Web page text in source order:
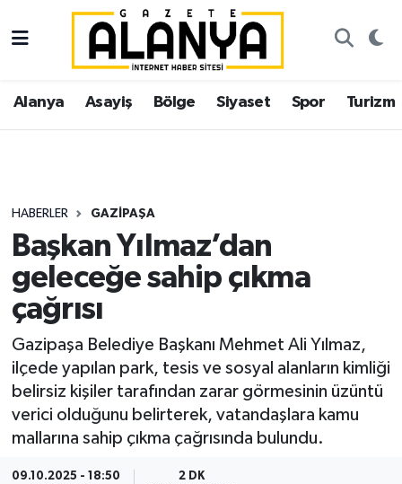
Alanya Asayiş Bölge Siyaset Spor Turizm
HABERLER GAZIPAŞA
Başkan Yılmaz’dan
geleceğe sahip çıkma
çağrısı
Gazipaşa Belediye Başkanı Mehmet Ali Yılmaz,
ilçede yapılan park, tesis ve sosyal alanların kimliği
belirsiz kişiler tarafından zarar görmesinin üzüntü
verici olduğunu belirterek, vatandaşlara kamu
mallarına sahip çıkma çağrısında bulundu.
09.10.2025 - 18:50 2 DK
Alanya
Asayiş
Siyaset
Spor
Turizm
Ekonomi
Gazipaşa
İstanbul Nöbetçi Eczaneler
İstanbul Hava Durumu
Süper Lig Puan Durumu ve Fikstür
Tüm Manşetler
Son Dakika Haberleri
Haber Arşivi